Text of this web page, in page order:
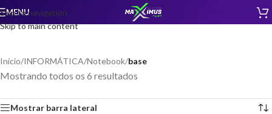
Skip to navigation
Skip to main content
MENU
Início/INFORMÁTICA/Notebook/base
Mostrando todos os 6 resultados
Mostrar barra lateral